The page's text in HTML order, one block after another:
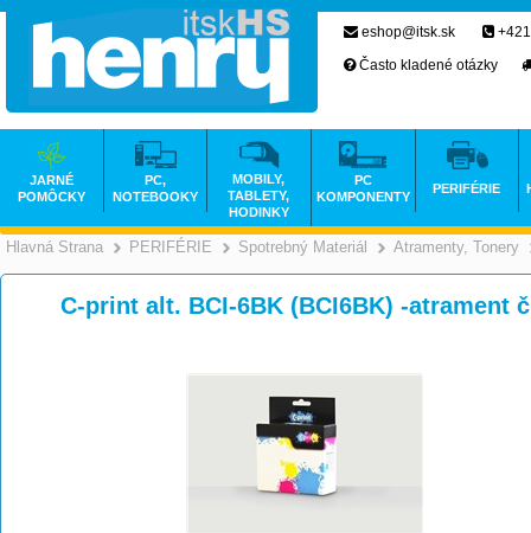
Hlavná Strana >
PERIFÉRIE >
Spotrebný Materiál >
Atramenty, Tonery
C-print alt. BCI-6BK (BCI6BK) -atrament
eshop@itsk.sk
Často kladené otázky
JARNÉ
POMÔCKY
PC,
NOTEBOOKY
MOBILY,
TABLETY,
HODINKY
PC
KOMPONENTY
PERIFÉRIE